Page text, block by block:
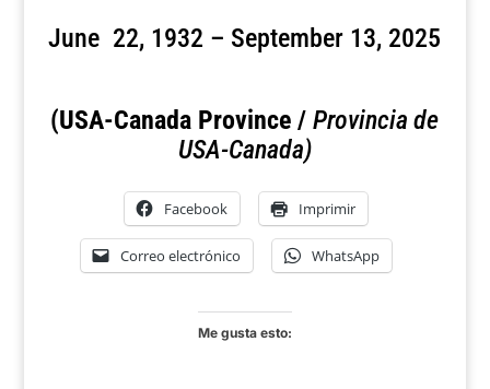
June 22, 1932 – September 13, 2025
(USA-Canada Province /Provincia de
USA-Canada)
Facebook Imprimir
Correo electrónico WhatsApp
Me gusta esto: